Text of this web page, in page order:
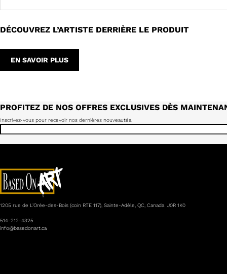
DÉCOUVREZ L’ARTISTE DERRIÈRE LE PRODUIT
EN SAVOIR PLUS
PROFITEZ DE NOS OFFRES EXCLUSIVES DÈS
Inscrivez-vous pour recevoir nos dernières nouveautés.
1205 rue de L’Orée-des-Bois (coin RTE 117), Sainte-Adèle, QC, Canada J0R 1K0
514-212-4325
info@basedonart.ca